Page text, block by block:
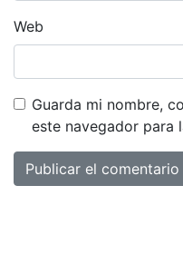
Web
Guarda mi nombre,
este navegador para